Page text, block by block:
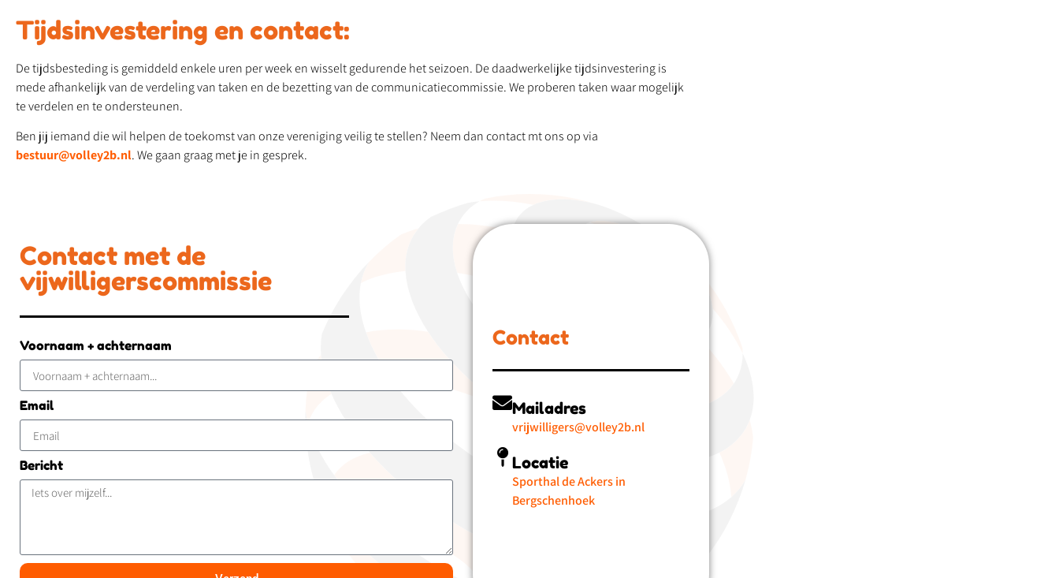
Tijdsinvestering en contact:
De tijdsbesteding is gemiddeld enkele uren per week en wisselt gedurende het seizoen. De daadwerkelijke tijdsinvestering is
mede afhankelijk van de verdeling van taken en de bezetting van de communicatiecommissie. We proberen taken waar mogelijk
te verdelen en te ondersteunen.
Ben jij iemand die wil helpen de toekomst van onze vereniging veilig te stellen? Neem dan contact mt ons op via
bestuur@volley2b.nl. We gaan graag met je in gesprek.
Contact met de
vijwilligerscommissie
Voornaam + achternaam
Email
Bericht
Contact
Mailadres
vrijwilligers@volley2b.nl
Locatie
Sporthal de Ackers in
Bergschenhoek